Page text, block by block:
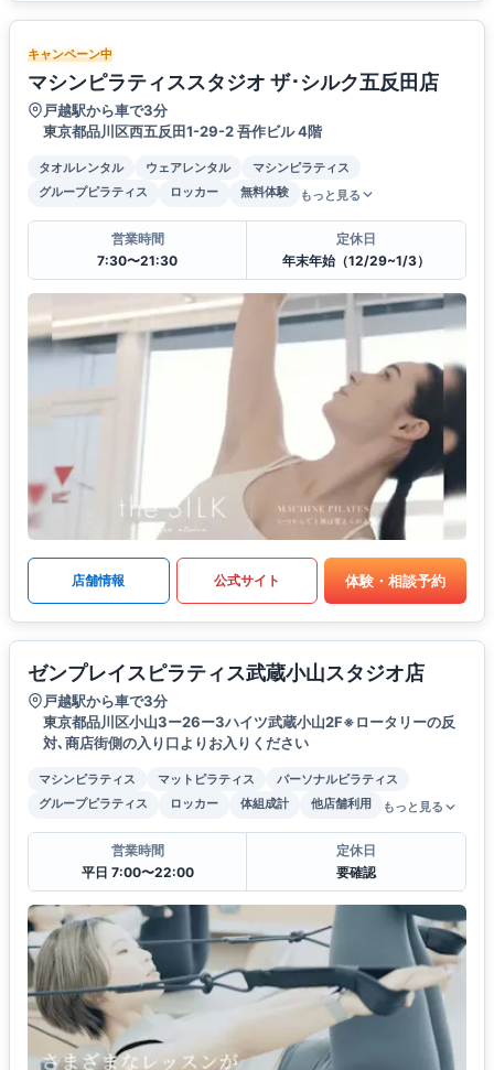
キャンペーン中
マシンピラティススタジオ ザ･シルク五反田店
戸越駅から車で3分
東京都品川区西五反田1-29-2 吾作ビル 4階
タオルレンタル ウェアレンタル
マシンピラティス
グループピラティス
ロッカー 無料体験 もっと見る
営業時間
7:30〜21:30
定休日
年末年始（12/29~1/3）
店舗情報 公式サイト 体験・相談予約
ゼンプレイスピラティス武蔵小山スタジオ店
戸越駅から車で3分
東京都品川区小山3ー26ー3ハイツ武蔵小山2F※ロータリーの反
対､商店街側の入り口よりお入りください
マシンピラティス マットピラティス
パーソナルピラティス
グループピラティス
ロッカー 体組成計 他店舗利用 もっと見る
営業時間
平日 7:00〜22:00
定休日
要確認